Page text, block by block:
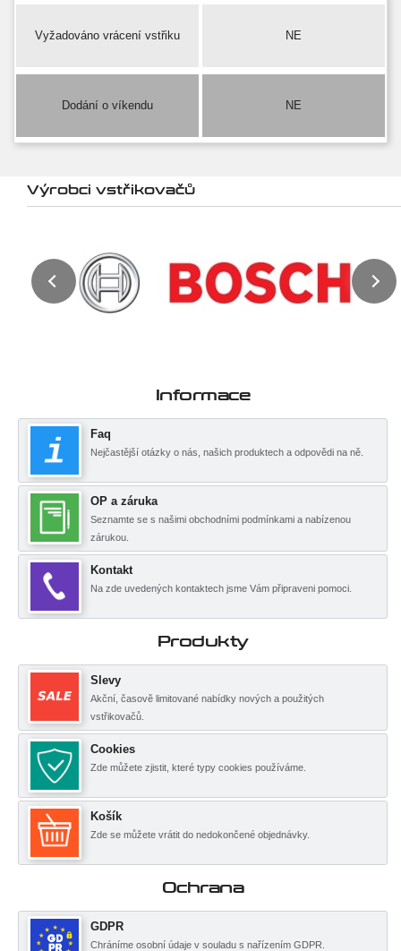
Vyžadováno vrácení vstřiku NE
Dodání o víkendu NE
Výrobci vstřikovačů
Informace
Faq
Nejčastější otázky o nás, našich produktech a odpovědi na ně.
OP a záruka
Seznamte se s našimi obchodními podmínkami a nabízenou
zárukou.
Kontakt
Na zde uvedených kontaktech jsme Vám připraveni pomoci.
Produkty
Slevy
Akční, časově limitované nabídky nových a použitých
vstřikovačů.
Cookies
Zde můžete zjistit, které typy cookies používáme.
Košík
Zde se můžete vrátit do nedokončené objednávky.
Ochrana
GDPR
Chráníme osobní údaje v souladu s nařízením GDPR.